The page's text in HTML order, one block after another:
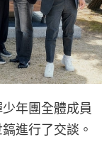
年團全體成員
進行了交談。